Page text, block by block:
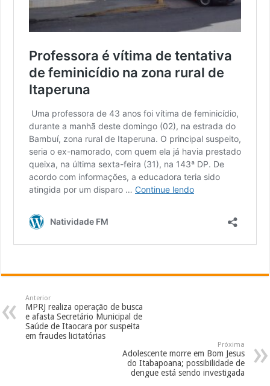
Anterior
MPRJ realiza operação de busca
e afasta Secretário Municipal de
Saúde de Itaocara por suspeita
em fraudes licitatórias
Próxima
Adolescente morre em Bom Jesus
do Itabapoana; possibilidade de
dengue está sendo investigada